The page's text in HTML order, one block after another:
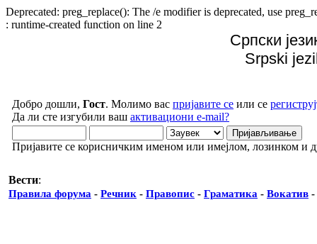
Deprecated: preg_replace(): The /e modifier is deprecated, use
: runtime-created function on line 2
Српски
Srpski
Добро дошли, Гост. Молимо вас пријавите се или се
Да ли сте изгубили ваш активациони e-mail?
Пријавите се корисничким именом или имејлом, лозинком и
Вести:
Правила форума - Речник - Правопис - Граматика - Вокатив -